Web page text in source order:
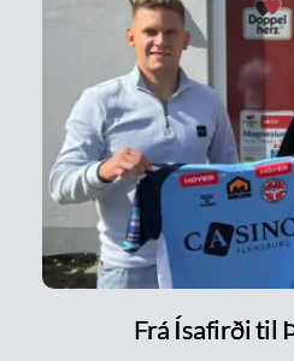
Frá Ísafirði til